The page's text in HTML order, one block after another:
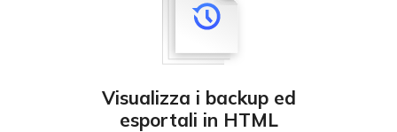
Visualizza i backup ed
esportali in HTML